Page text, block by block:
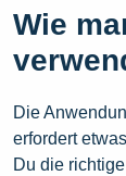
Wie
Die
erfordert etwas
Du die